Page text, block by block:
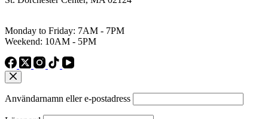
Monday to Friday: 7AM - 7PM
Weekend: 10AM - 5PM
Användarnamn eller e‑postadress